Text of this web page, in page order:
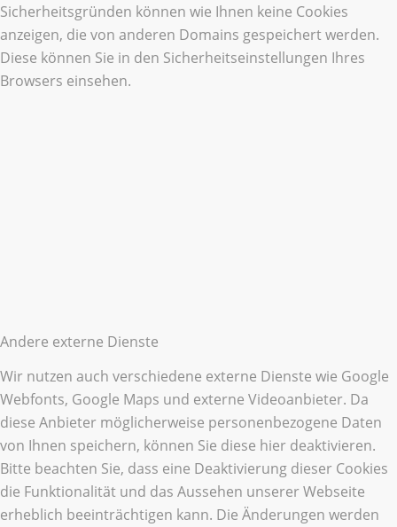
Sicherheitsgründen können wie Ihnen keine Cookies
anzeigen, die von anderen Domains gespeichert werden.
Diese können Sie in den Sicherheitseinstellungen Ihres
Browsers einsehen.
Andere externe Dienste
Wir nutzen auch verschiedene externe Dienste wie Google
Webfonts, Google Maps und externe Videoanbieter. Da
diese Anbieter möglicherweise personenbezogene Daten
von Ihnen speichern, können Sie diese hier deaktivieren.
Bitte beachten Sie, dass eine Deaktivierung dieser Cookies
die Funktionalität und das Aussehen unserer Webseite
erheblich beeinträchtigen kann. Die Änderungen werden